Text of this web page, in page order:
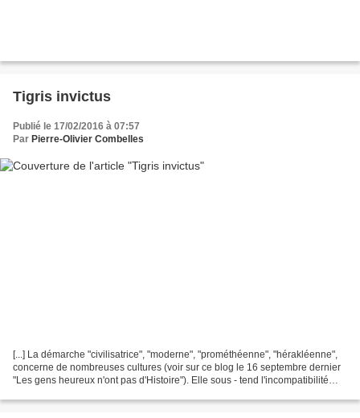
Tigris invictus
Publié le 17/02/2016 à 07:57
Par Pierre-Olivier Combelles
[...] La démarche "civilisatrice", "moderne", "prométhéenne", "hérakléenne",
concerne de nombreuses cultures (voir sur ce blog le 16 septembre dernier
"Les gens heureux n'ont pas d'Histoire"). Elle sous - tend l'incompatibilité